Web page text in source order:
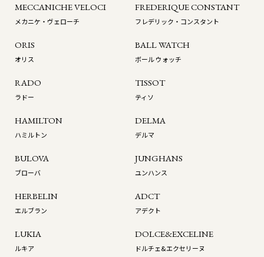
MECCANICHE VELOCI
メカニケ・ヴェローチ
FREDERIQUE CONSTANT
フレデリック・コンスタント
ORIS
オリス
BALL WATCH
ボール ウォッチ
RADO
ラドー
TISSOT
ティソ
HAMILTON
ハミルトン
DELMA
デルマ
BULOVA
ブローバ
JUNGHANS
ユンハンス
HERBELIN
エルブラン
ADCT
アデクト
LUKIA
ルキア
DOLCE&EXCELINE
ドルチェ&エクセリーヌ